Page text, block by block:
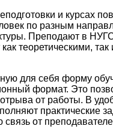
и курсах
по разным
Преподают в
теоретическими, так
для себя форму
формат. Это
от работы. В
практические
от